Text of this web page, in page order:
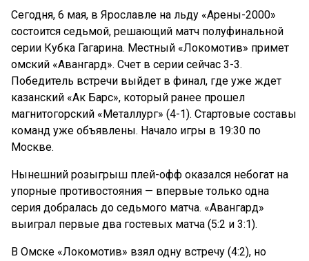
Сегодня, 6 мая, в Ярославле на льду «Арены-2000»
состоится седьмой, решающий матч полуфинальной
серии Кубка Гагарина. Местный «Локомотив» примет
омский «Авангард». Счет в серии сейчас 3-3.
Победитель встречи выйдет в финал, где уже ждет
казанский «Ак Барс», который ранее прошел
магнитогорский «Металлург» (4-1). Стартовые составы
команд уже объявлены. Начало игры в 19:30 по
Москве.
Нынешний розыгрыш плей-офф оказался небогат на
упорные противостояния — впервые только одна
серия добралась до седьмого матча. «Авангард»
выиграл первые два гостевых матча (5:2 и 3:1).
В Омске «Локомотив» взял одну встречу (4:2), но